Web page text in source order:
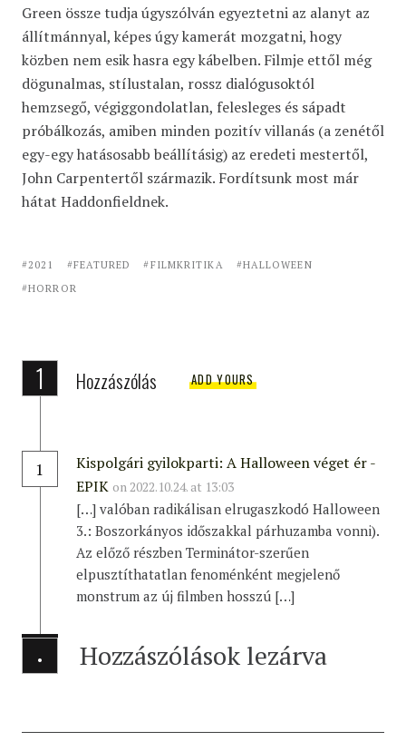
Green össze tudja úgyszólván egyeztetni az alanyt az
állítmánnyal, képes úgy kamerát mozgatni, hogy
közben nem esik hasra egy kábelben. Filmje ettől még
dögunalmas, stílustalan, rossz dialógusoktól
hemzsegő, végiggondolatlan, felesleges és sápadt
próbálkozás, amiben minden pozitív villanás (a zenétől
egy-egy hatásosabb beállításig) az eredeti mestertől,
John Carpentertől származik. Fordítsunk most már
hátat Haddonfieldnek.
2021 FEATURED FILMKRITIKA
HALLOWEEN
HORROR
1 Hozzászólás ADD YOURS
1
Kispolgári gyilokparti: A Halloween véget ér -
EPIK on 2022.10.24. at 13:03
[…] valóban radikálisan elrugaszkodó Halloween
3.: Boszorkányos időszakkal párhuzamba vonni).
Az előző részben Terminátor-szerűen
elpusztíthatatlan fenoménként megjelenő
monstrum az új filmben hosszú […]
· Hozzászólások lezárva